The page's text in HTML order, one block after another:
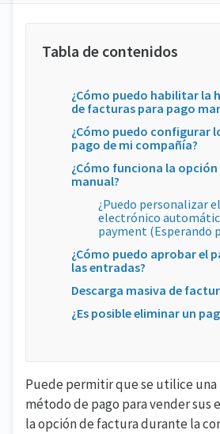
¿Cómo puedo habilitar la
de facturas para pago
¿Cómo puedo configurar
pago de mi compañía?
¿Cómo funciona la
manual?
¿Puedo personalizar
electrónico
payment (Esperando
¿Cómo puedo aprobar el
las entradas?
Descarga masiva de
¿Es posible eliminar un
Puede permitir que se utilice
método de pago para vender sus
la opción de factura durante la